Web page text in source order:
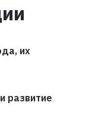
их
развитие